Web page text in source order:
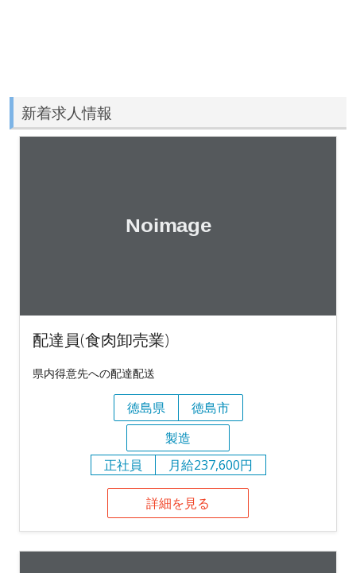
新着求人情報
配達員(食肉卸売業)
県内得意先への配達配送
徳島県
徳島市
製造
正社員
月給237,600円
詳細を見る